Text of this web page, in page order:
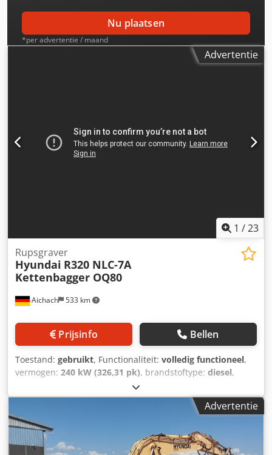
Nu plaatsen
*per advertentie / maand
Advertentie
1 /23
Aichach 533 km
Rupsgraver
Hyundai R320 NLC-7A
Kettenbagger OQ80
Prijsinfo Bellen
Toestand: gebruikt, Functionaliteit: volledig functioneel,
vermogen: 240 kW (326,31 pk), brandstoftype: diesel,
, bedrijfsklaar gewicht:
2008, bedrijfsturen:11.000 h, Hyundai R320 NLC-7A
rupsgraafmachine Bouwjaar: 2008 11.000 uur 32.000 kg
240 kW Dcsdpfxoy Em Eks Acfok Volautomatische
airconditioning Oilquick OQ80 volledig hydraulische
snelwissel 3 m transportbreedte
Advertentie